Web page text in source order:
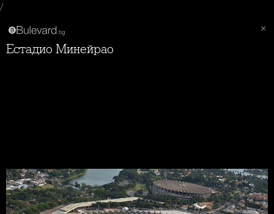
/
Естадио Минейрао